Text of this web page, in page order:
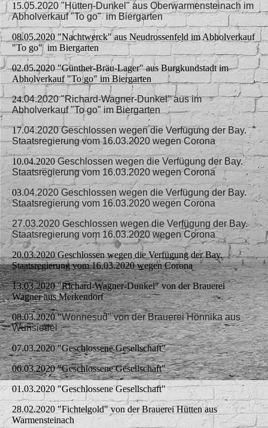
15.05.2020 "Hütten-Dunkel" aus Oberwarmensteinach im
Abholverkauf "To go" im Biergarten
08.05.2020 "Nachtwerck" aus Neudrossenfeld im Abholverkauf
"To go" im Biergarten
02.05.2020 "Günther-Bräu-Lager" aus Burgkundstadt im
Abholverkauf "To go" im Biergarten
24.04.2020 "Richard-Wagner-Dunkel" aus im
Abholverkauf "To go" im Biergarten
17.04.2020 Geschlossen wegen die Verfügung der Bay.
Staatsregierung vom 16.03.2020 wegen Corona
10.04.2020 Geschlossen wegen die Verfügung der Bay.
Staatsregierung vom 16.03.2020 wegen Corona
03.04.2020 Geschlossen wegen die Verfügung der Bay.
Staatsregierung vom 16.03.2020 wegen Corona
27.03.2020 Geschlossen wegen die Verfügung der Bay.
Staatsregierung vom 16.03.2020 wegen Corona
20.03.2020 Geschlossen wegen die Verfügung der Bay.
Staatsregierung vom 16.03.2020 wegen Corona
13.03.2020 "Richard-Wagner-Dunkel" von der Brauerei
Wagner aus Merkendorf
08.03.2020 "Wonnesud" von der Brauerei Hönnika aus
Wunsiedel
07.03.2020 "Geschlossene Gesellschaft"
06.03.2020 "Geschlossene Gesellschaft"
01.03.2020 "Geschlossene Gesellschaft"
28.02.2020 "Fichtelgold" von der Brauerei Hütten aus
Warmensteinach